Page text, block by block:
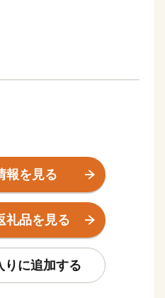
東日本大震災で壊滅的な
5月に開館した県指定有形
支援いただき、お礼申し上
報を見る
礼品を見る
りに追加する